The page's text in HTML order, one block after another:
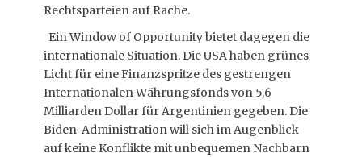
Rechtsparteien auf Rache.
Ein Window of Opportunity bietet dagegen die
internationale Situation. Die USA haben grünes
Licht für eine Finanzspritze des gestrengen
Internationalen Währungsfonds von 5,6
Milliarden Dollar für Argentinien gegeben. Die
Biden-Administration will sich im Augenblick
auf keine Konflikte mit unbequemen Nachbarn